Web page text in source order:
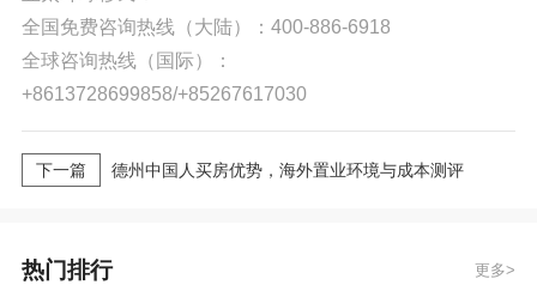
全国免费咨询热线（大陆）：400-886-6918
全球咨询热线（国际）：
+8613728699858/+85267617030
下一篇 德州中国人买房优势，海外置业环境与成本测评
热门排行 更多